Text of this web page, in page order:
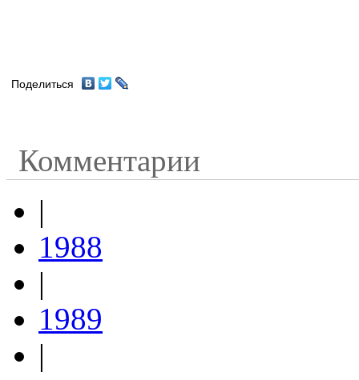
Поделиться
Комментарии
|
1988
|
1989
|